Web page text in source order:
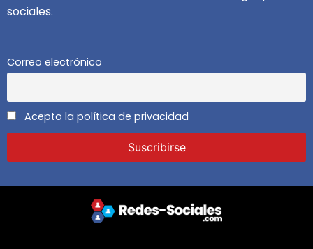
sociales.
Correo electrónico
Acepto la política de privacidad